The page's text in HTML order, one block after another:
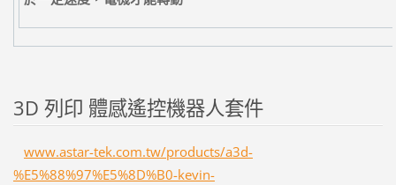
3D 列印 體感遙控機器人套件
www.astar-tek.com.tw/products/a3d-
%E5%88%97%E5%8D%B0-kevin-